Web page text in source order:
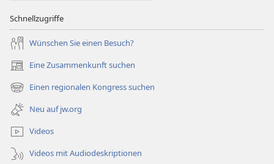
Schnellzugriffe
Wünschen Sie einen Besuch?
Eine Zusammenkunft suchen
(öffnet
neues
Fenster)
Einen regionalen Kongress suchen
(öffnet
neues
Fenster)
Neu auf jw.org
Videos
Videos mit Audiodeskriptionen